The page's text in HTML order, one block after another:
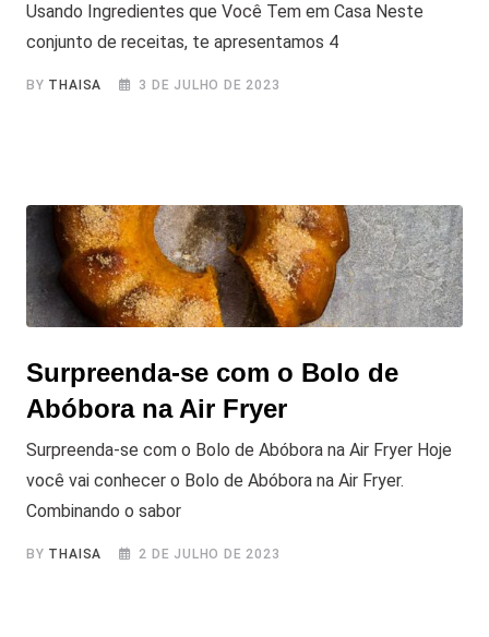
Usando Ingredientes que Você Tem em Casa Neste
conjunto de receitas, te apresentamos 4
BY THAISA 3 DE JULHO DE 2023
Surpreenda-se com o Bolo de
Abóbora na Air Fryer
Surpreenda-se com o Bolo de Abóbora na Air Fryer Hoje
você vai conhecer o Bolo de Abóbora na Air Fryer.
Combinando o sabor
BY THAISA 2 DE JULHO DE 2023